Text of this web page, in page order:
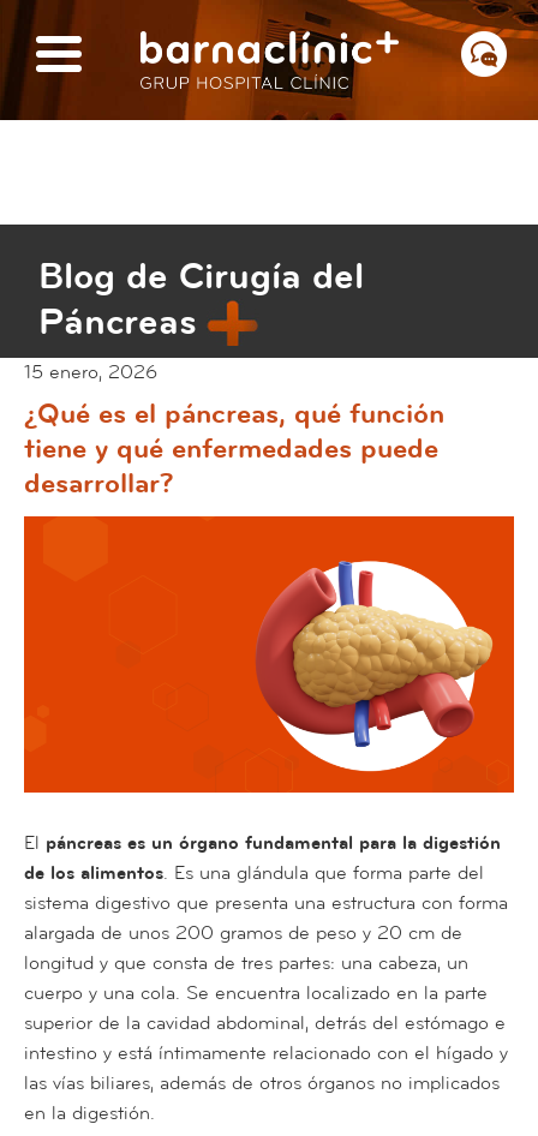
Blog de Cirugía del
Páncreas
15 enero, 2026
¿Qué es el páncreas, qué función
tiene y qué enfermedades puede
desarrollar?
El páncreas es un órgano fundamental para la digestión
de los alimentos. Es una glándula que forma parte del
sistema digestivo que presenta una estructura con forma
alargada de unos 200 gramos de peso y 20 cm de
longitud y que consta de tres partes: una cabeza, un
cuerpo y una cola. Se encuentra localizado en la parte
superior de la cavidad abdominal, detrás del estómago e
intestino y está íntimamente relacionado con el hígado y
las vías biliares, además de otros órganos no implicados
en la digestión.